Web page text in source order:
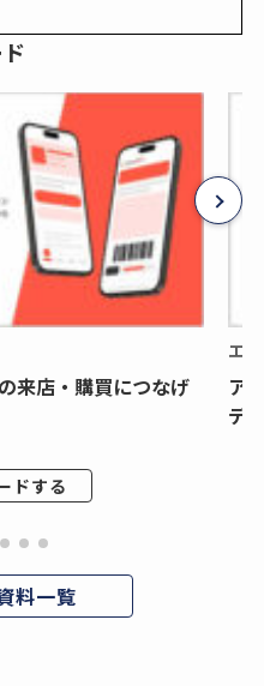
来店・購買につなげ
ドする
エ
ア
デ
料一覧